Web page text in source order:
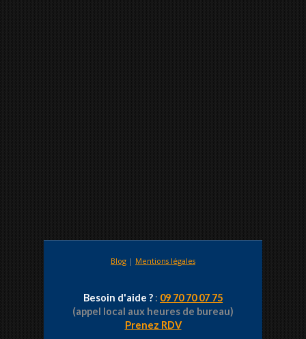
Blog | Mentions légales
Besoin d'aide ? : 09 70 70 07 75
(appel local aux heures de bureau)
Prenez RDV